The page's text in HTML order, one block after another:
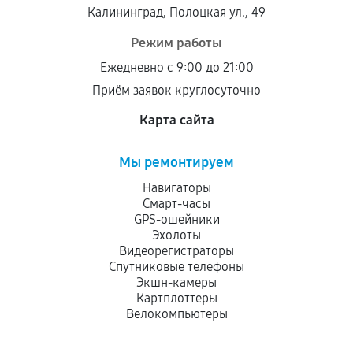
Калининград, Полоцкая ул., 49
Режим работы
Ежедневно с 9:00 до 21:00
Приём заявок круглосуточно
Карта сайта
Мы ремонтируем
Навигаторы
Смарт-часы
GPS-ошейники
Эхолоты
Видеорегистраторы
Спутниковые телефоны
Экшн-камеры
Картплоттеры
Велокомпьютеры